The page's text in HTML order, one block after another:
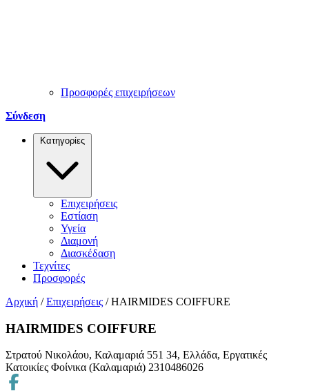
Προσφορές επιχειρήσεων
Σύνδεση
Κατηγορίες
Επιχειρήσεις
Εστίαση
Υγεία
Διαμονή
Διασκέδαση
Τεχνίτες
Προσφορές
Αρχική / Επιχειρήσεις / ΗΑΙRMΙDΕS COΙFFURE
ΗΑΙRMΙDΕS COΙFFURE
Στρατού Νικολάου, Καλαμαριά 551 34, Ελλάδα, Εργατικές
Κατοικίες Φοίνικα (Καλαμαριά) 2310486026